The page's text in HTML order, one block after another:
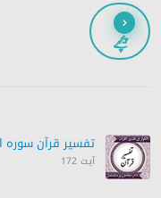
پیچھے
تفسیر قرآن سورہ ‎الأعراف‎
آیت 172